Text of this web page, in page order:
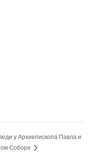
у Архиепископа Павла и
Соборе